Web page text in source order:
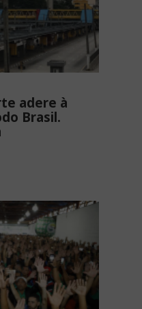
adere à
Brasil.